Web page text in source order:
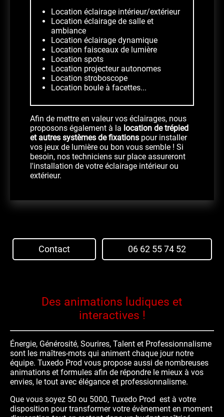
Location éclairage intérieur/extérieur
Location éclairage de salle et
ambiance
Location éclairage dynamique
Location faisceaux de lumière
Location spots
Location projecteur autonomes
Location stroboscope
Location boule à facettes...
Afin de mettre en valeur vos éclairages, nous
proposons également à la location de trépied
et autres systèmes de fixations pour installer
vos jeux de lumière ou bon vous semble ! Si
besoin, nos techniciens sur place assureront
l'installation de votre éclairage intérieur ou
extérieur.
Contact 06 62 55 74 52
Des animations ludiques et
interactives !
Énergie, Générosité, Sourires, Talent et Professionnalisme
sont les maîtres-mots qui animent chaque jour notre
équipe. Tuxedo Prod vous propose aussi de nombreuses
animations et formules afin de répondre le mieux à vos
envies, le tout avec élégance et professionnalisme.
Que vous soyez 50 ou 5000, Tuxedo Prod est à votre
disposition pour transformer votre évènement en moment